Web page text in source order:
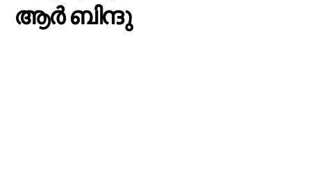
ആർ ബിന്ദു